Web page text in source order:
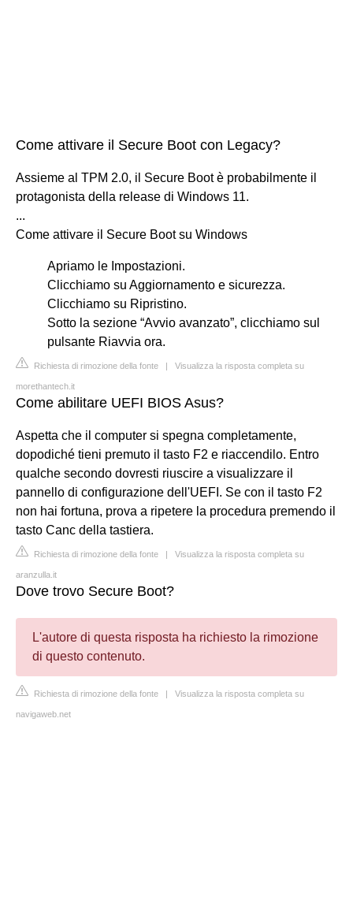
Come attivare il Secure Boot con Legacy?
Assieme al TPM 2.0, il Secure Boot è probabilmente il
protagonista della release di Windows 11.
...
Come attivare il Secure Boot su Windows
Apriamo le Impostazioni.
Clicchiamo su Aggiornamento e sicurezza.
Clicchiamo su Ripristino.
Sotto la sezione “Avvio avanzato”, clicchiamo sul
pulsante Riavvia ora.
Richiesta di rimozione della fonte | Visualizza la risposta completa su
morethantech.it
Come abilitare UEFI BIOS Asus?
Aspetta che il computer si spegna completamente,
dopodiché tieni premuto il tasto F2 e riaccendilo. Entro
qualche secondo dovresti riuscire a visualizzare il
pannello di configurazione dell'UEFI. Se con il tasto F2
non hai fortuna, prova a ripetere la procedura premendo il
tasto Canc della tastiera.
Richiesta di rimozione della fonte | Visualizza la risposta completa su
aranzulla.it
Dove trovo Secure Boot?
L'autore di questa risposta ha richiesto la rimozione
di questo contenuto.
Richiesta di rimozione della fonte | Visualizza la risposta completa su
navigaweb.net